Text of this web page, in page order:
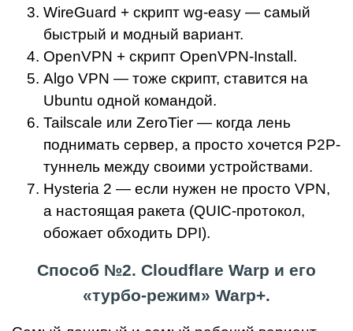
WireGuard + скрипт wg-easy — самый
быстрый и модный вариант.
OpenVPN + скрипт OpenVPN-Install.
Algo VPN — тоже скрипт, ставится на
Ubuntu одной командой.
Tailscale или ZeroTier — когда лень
поднимать сервер, а просто хочется P2P-
туннель между своими устройствами.
Hysteria 2 — если нужен не просто VPN,
а настоящая ракета (QUIC-протокол,
обожает обходить DPI).
Способ №2. Cloudflare Warp и его
«турбо-режим» Warp+.